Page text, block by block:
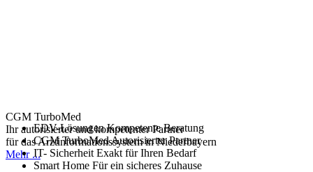
CGM TurboMed
Ihr autorisierter und kompetenter Partner
für das Arztinformationssystem in Niederbayern
Mehr ...
EDV-LösungenKompetente Beratung
CGM TurboMedAutorisierter Partner
IT- Sicherheit Exakt für Ihren Bedarf
Smart Home Für ein sicheres Zuhause